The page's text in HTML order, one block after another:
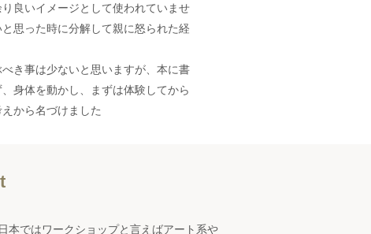
り良いイメージとして使われていませ
思った時に分解して親に怒られた経
き事は少ないと思いますが、 本に書
身体を動かし、まずは体験してから
から名づけました
日本ではワークショップと言えばアート系や